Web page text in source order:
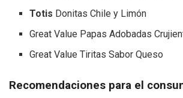
Totis Donitas Chile y Limón
Great Value Papas Adobadas
Great Value Tiritas Sabor Queso
Recomendaciones para el